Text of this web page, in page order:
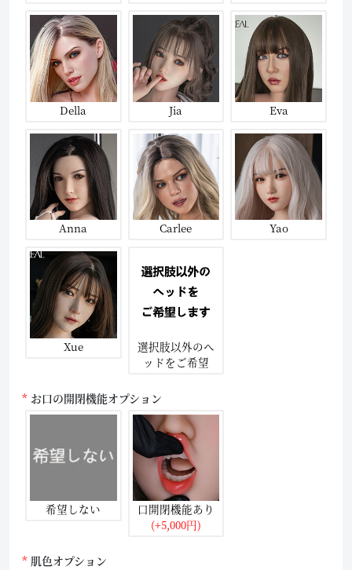
Della Jia Eva
Anna Carlee Yao
Xue
選択肢以外のヘ
ッドをご希望
お口の開閉機能オプション
希望しない
口開閉機能あり
(+5,000円)
肌色オプション